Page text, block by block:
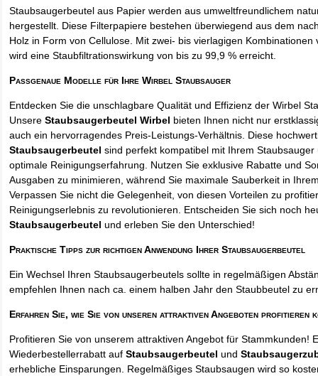
Staubsaugerbeutel aus Papier werden aus umweltfreundlichem
hergestellt. Diese Filterpapiere bestehen überwiegend aus dem
Holz in Form von Cellulose. Mit zwei- bis vierlagigen Kombinationen
wird eine Staubfiltrationswirkung von bis zu 99,9 % erreicht.
Passgenaue Modelle für Ihre Wirbel Staubsauger
Entdecken Sie die unschlagbare Qualität und Effizienz der Wirbel
UnsereStaubsaugerbeutel Wirbel bieten Ihnen nicht nur
auch ein hervorragendes Preis-Leistungs-Verhältnis. Diese
Staubsaugerbeutel sind perfekt kompatibel mit Ihrem
optimale Reinigungserfahrung. Nutzen Sie exklusive Rabatte und
Ausgaben zu minimieren, während Sie maximale Sauberkeit in
Verpassen Sie nicht die Gelegenheit, von diesen Vorteilen zu
Reinigungserlebnis zu revolutionieren. Entscheiden Sie sich noch
Staubsaugerbeutel und erleben Sie den Unterschied!
Praktische Tipps zur richtigen Anwendung Ihrer Staubsaugerbeutel
Ein Wechsel Ihren Staubsaugerbeutels sollte in regelmäßigen
empfehlen Ihnen nach ca. einem halben Jahr den Staubbeutel zu
Erfahren Sie, wie Sie von unseren attraktiven Angeboten profitieren
Profitieren Sie von unserem attraktiven Angebot für Stammkunden!
Wiederbestellerrabatt aufStaubsaugerbeutel und
erhebliche Einsparungen. Regelmäßiges Staubsaugen wird so